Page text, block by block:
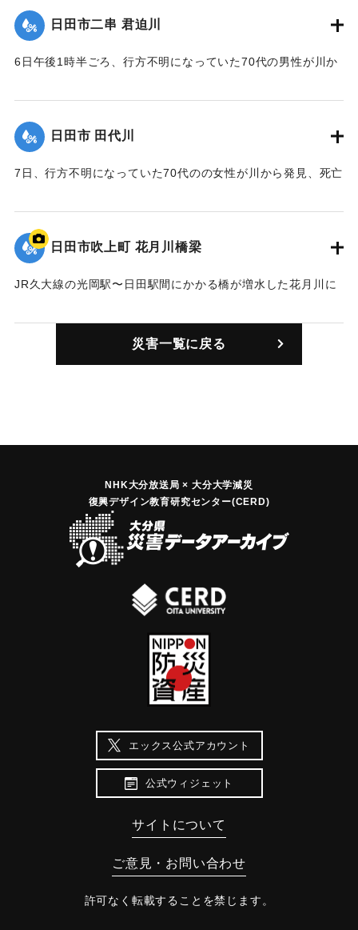
日田市二串 君迫川
6日午後1時半ごろ、行方不明になっていた70代の男性が川か
日田市 田代川
7日、行方不明になっていた70代のの女性が川から発見、死亡
｜固有コード:
日田市吹上町 花月川橋梁
JR久大線の光岡駅〜日田駅間にかかる橋が増水した花月川に
行運転となっていた。
災害一覧に戻る
NHK大分放送局 × 大分大学減災
復興デザイン教育研究センター(CERD)
エックス公式アカウント
公式ウィジェット
サイトについて
ご意見・お問い合わせ
許可なく転載することを禁じます。